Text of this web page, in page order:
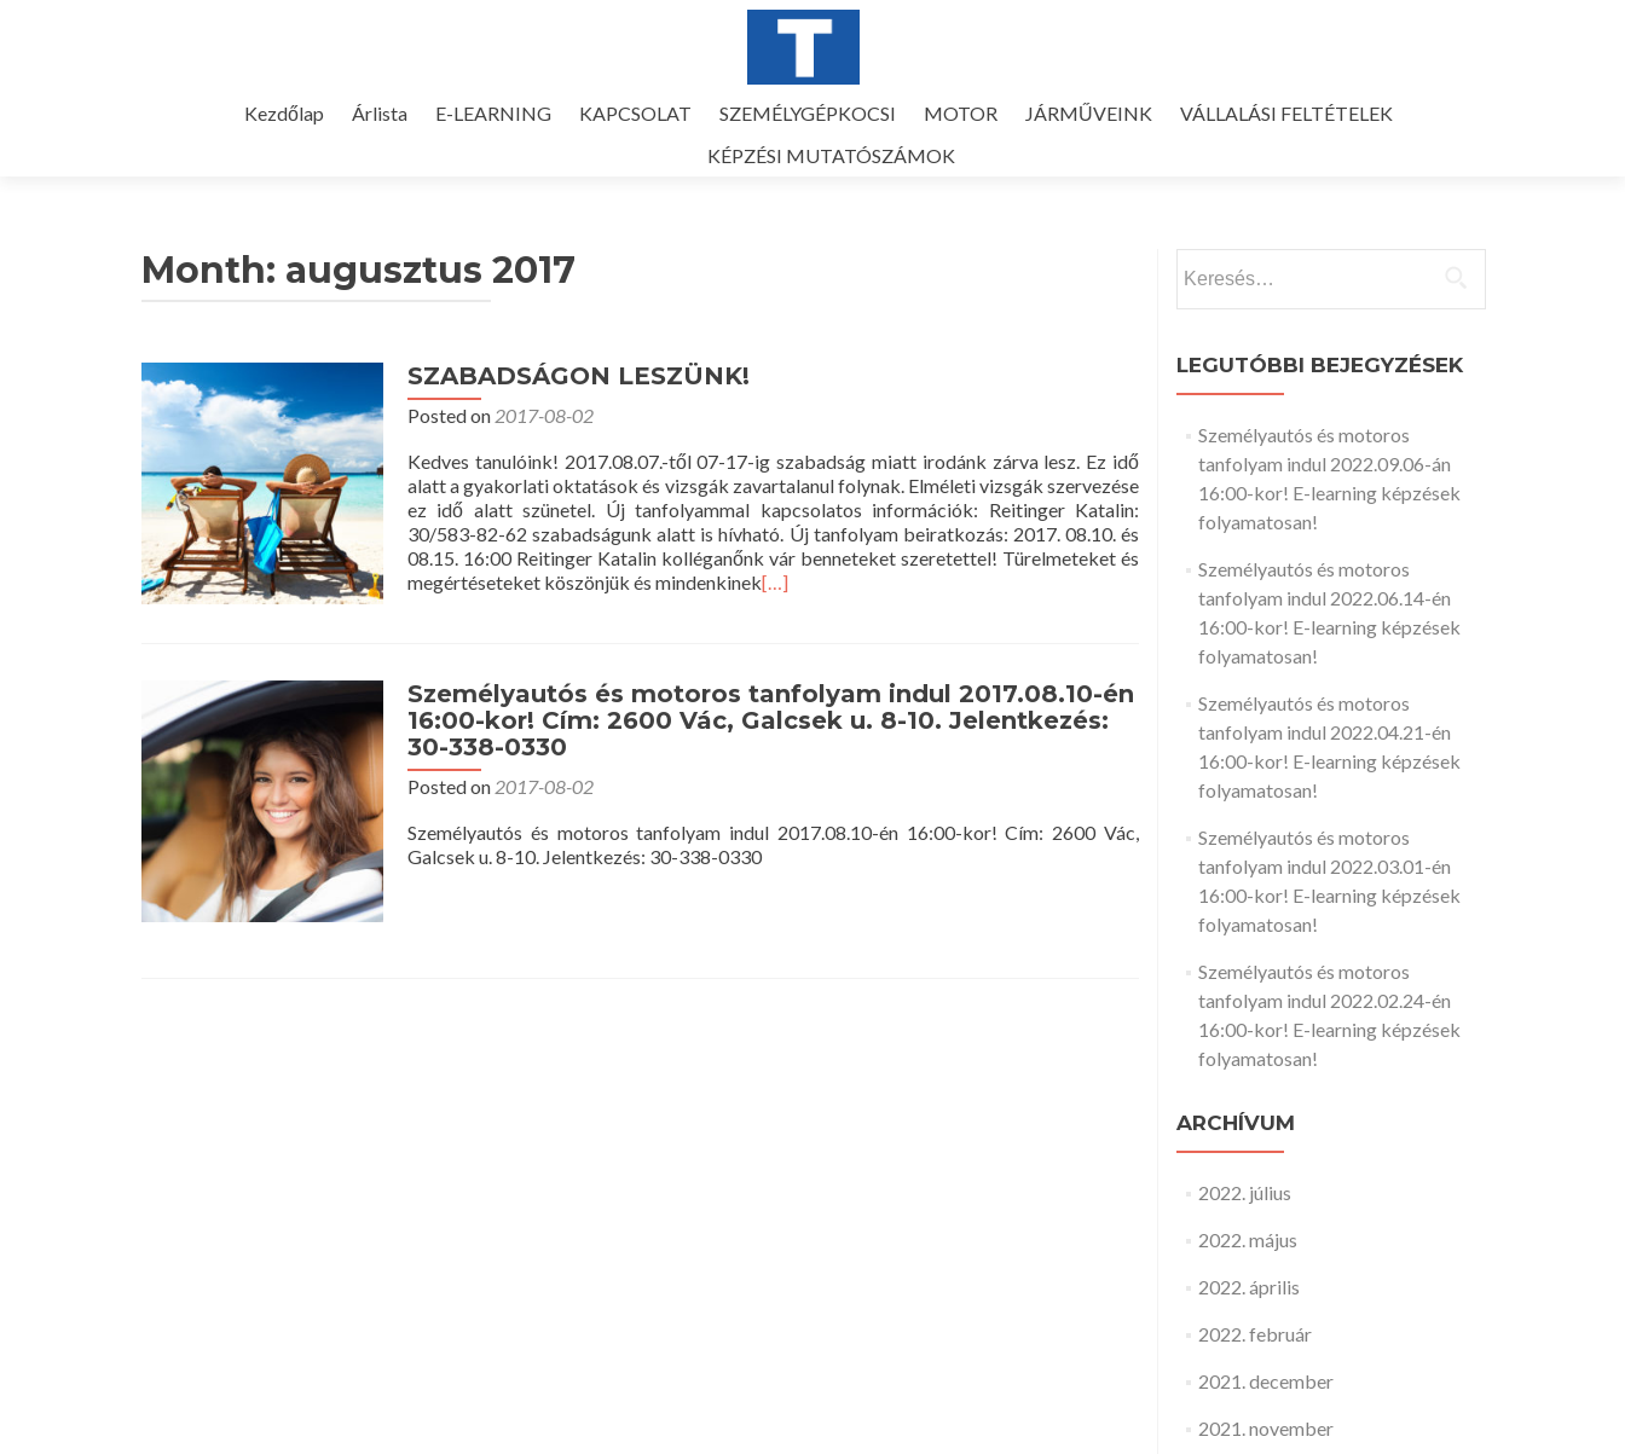
Kezdőlap Árlista E-LEARNING KAPCSOLAT SZEMÉLYGÉPKOCSI MOTOR JÁRMŰVEINK
VÁLLALÁSI FELTÉTELEK
KÉPZÉSI MUTATÓSZÁMOK
Month: augusztus 2017
SZABADSÁGON LESZÜNK!
Posted on 2017-08-02
Kedves tanulóink! 2017.08.07.-től 07-17-ig szabadság miatt irodánk zárva lesz. Ez idő
alatt a gyakorlati oktatások és vizsgák zavartalanul folynak. Elméleti vizsgák szervezése
ez idő alatt szünetel. Új tanfolyammal kapcsolatos információk: Reitinger Katalin:
30/583-82-62 szabadságunk alatt is hívható. Új tanfolyam beiratkozás: 2017. 08.10. és
08.15. 16:00 Reitinger Katalin kolléganőnk vár benneteket szeretettel! Türelmeteket és
megértéseteket köszönjük és mindenkinek[…]
Személyautós és motoros tanfolyam indul 2017.08.10-én
16:00-kor! Cím: 2600 Vác, Galcsek u. 8-10. Jelentkezés:
30-338-0330
Posted on 2017-08-02
Személyautós és motoros tanfolyam indul 2017.08.10-én 16:00-kor! Cím: 2600 Vác,
Galcsek u. 8-10. Jelentkezés: 30-338-0330
LEGUTÓBBI BEJEGYZÉSEK
Személyautós és motoros
tanfolyam indul 2022.09.06-án
16:00-kor! E-learning képzések
folyamatosan!
Személyautós és motoros
tanfolyam indul 2022.06.14-én
16:00-kor! E-learning képzések
folyamatosan!
Személyautós és motoros
tanfolyam indul 2022.04.21-én
16:00-kor! E-learning képzések
folyamatosan!
Személyautós és motoros
tanfolyam indul 2022.03.01-én
16:00-kor! E-learning képzések
folyamatosan!
Személyautós és motoros
tanfolyam indul 2022.02.24-én
16:00-kor! E-learning képzések
folyamatosan!
ARCHÍVUM
2022. július
2022. május
2022. április
2022. február
2021. december
2021. november